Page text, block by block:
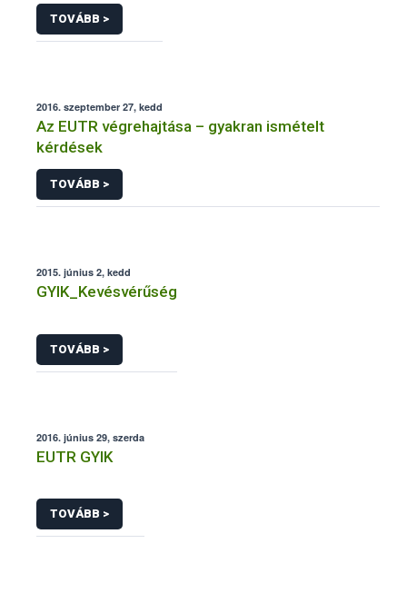
TOVÁBB >
2016. szeptember 27, kedd
Az EUTR végrehajtása – gyakran ismételt
kérdések
TOVÁBB >
2015. június 2, kedd
GYIK_Kevésvérűség
TOVÁBB >
2016. június 29, szerda
EUTR GYIK
TOVÁBB >